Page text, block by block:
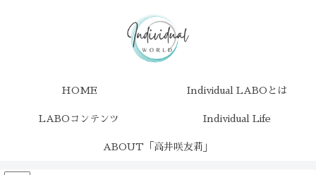
HOME Individual LABOとは
LABOコンテンツ Individual Life
ABOUT「高井咲友莉」